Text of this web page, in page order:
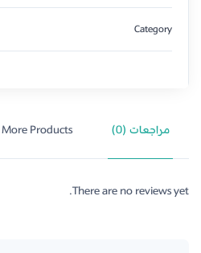
Category
مراجعات (0) More Products
There are no reviews yet.